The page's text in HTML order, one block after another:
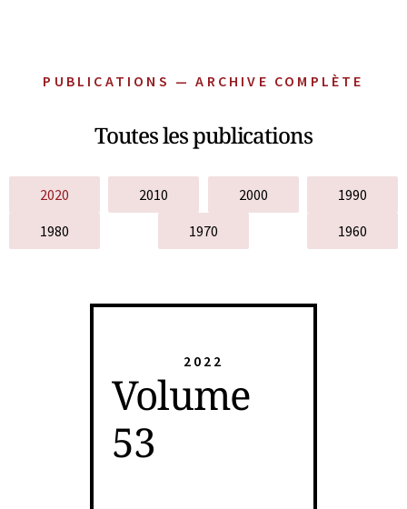
PUBLICATIONS — ARCHIVE COMPLÈTE
Toutes les publications
2020 2010 2000
1990
1980
1970 1960
2022
Volume
53